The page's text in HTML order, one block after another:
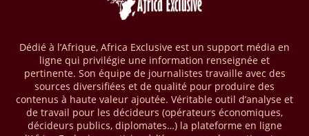
2025, en hausse d'environ 27 % par rapport à 2024. Le rapport intitulé
« The State of the Industry Report on Mobile Money 2026 » précise
mobile money réalisées à l’échelle mondiale, qui s’est établie à 2091
milliards USD (+23 % par rapport à 2024). L’Afrique a également
enregistré environ 74 % du nombre de transactions de Mobile money
répertoriées l’an passé dans le monde, avec environ 92 milliards de
transactions (+16 % par rapport à 2024) sur un total de 125 milliards
dans le monde.
Dédié à l’Afrique, Africa Exclusive est un support média en
ligne qui privilégie une information renseignée et
pertinente. Son équipe de journalistes travaille avec des
sources diversifiées et de qualité pour produire des
contenus à haute valeur ajoutée. Véritable outil d’analyse et
de travail pour les décideurs (opérateurs économiques,
décideurs publics, diplomates…) la plateforme en ligne